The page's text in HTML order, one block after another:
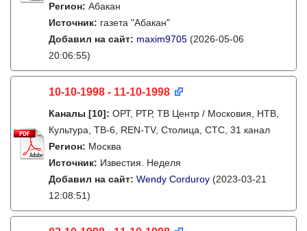
Регион: Абакан
Источник: газета "Абакан"
Добавил на сайт: maxim9705 (2026-05-06
20:06:55)
10-10-1998 - 11-10-1998
Каналы [10]: ОРТ, РТР, ТВ Центр / Московия, НТВ,
Культура, ТВ-6, REN-TV, Столица, СТС, 31 канал
Регион: Москва
Источник: Известия. Неделя
Добавил на сайт: Wendy Corduroy (2023-03-21
12:08:51)